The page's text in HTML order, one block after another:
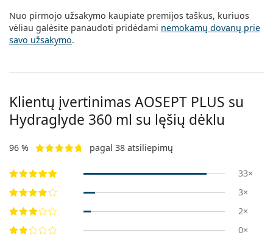
Nuo pirmojo užsakymo kaupiate premijos taškus, kuriuos
vėliau galėsite panaudoti pridėdami nemokamų dovanų prie
savo užsakymo.
Klientų įvertinimas AOSEPT PLUS su
Hydraglyde 360 ml su lęšių dėklu
96 % pagal 38 atsiliepimų
33×
3×
2×
0×